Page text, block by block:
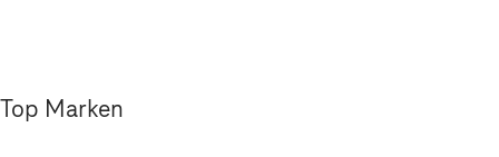
Top Marken